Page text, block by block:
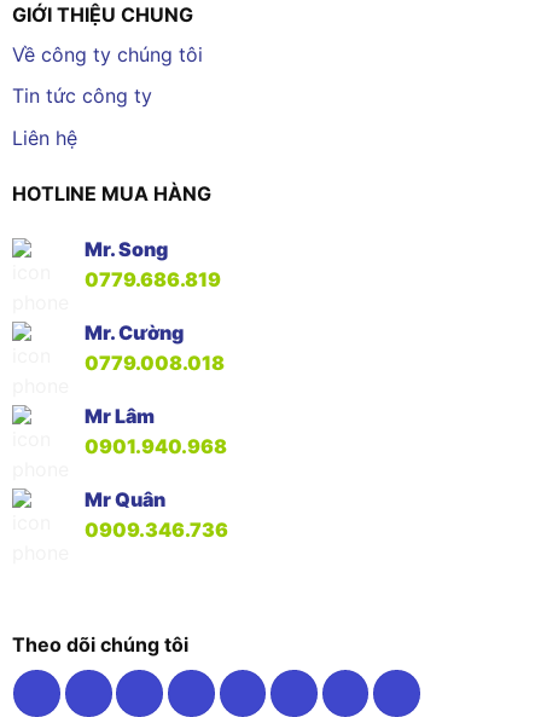
GIỚI THIỆU CHUNG
Về công ty chúng tôi
Tin tức công ty
Liên hệ
HOTLINE MUA HÀNG
Mr. Song
0779.686.819
Mr. Cường
0779.008.018
Mr Lâm
0901.940.968
Mr Quân
0909.346.736
Theo dõi chúng tôi